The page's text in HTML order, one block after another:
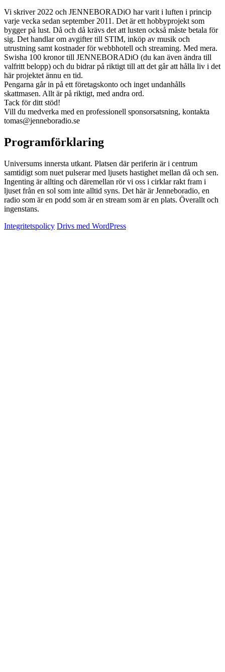
Vi skriver 2022 och JENNEBORADiO har varit i luften i princip
varje vecka sedan september 2011. Det är ett hobbyprojekt som
bygger på lust. Då och då krävs det att lusten också måste betala för
sig. Det handlar om avgifter till STIM, inköp av musik och
utrustning samt kostnader för webbhotell och streaming. Med mera.
Swisha 100 kronor till JENNEBORADiO (du kan även ändra till
valfritt belopp) och du bidrar på riktigt till att det går att hålla liv i det
här projektet ännu en tid.
Pengarna går in på ett företagskonto och inget undanhålls
skattmasen. Allt är på riktigt, med andra ord.
Tack för ditt stöd!
Vill du medverka med en professionell sponsorsatsning, kontakta
tomas@jenneboradio.se
Programförklaring
Universums innersta utkant. Platsen där periferin är i centrum
samtidigt som nuet pulserar med ljusets hastighet mellan då och sen.
Ingenting är allting och däremellan rör vi oss i cirklar rakt fram i
ljuset från en sol som inte alltid syns. Det här är Jenneboradio, en
radio som är en podd som är en stream som är en plats. Överallt och
ingenstans.
Integritetspolicy Drivs med WordPress